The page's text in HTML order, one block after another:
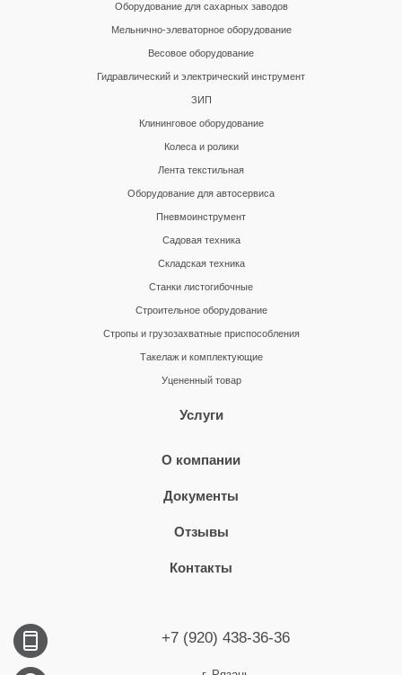
Оборудование для сахарных заводов
Мельнично-элеваторное оборудование
Весовое оборудование
Гидравлический и электрический инструмент
ЗИП
Клининговое оборудование
Колеса и ролики
Лента текстильная
Оборудование для автосервиса
Пневмоинструмент
Садовая техника
Складская техника
Станки листогибочные
Строительное оборудование
Стропы и грузозахватные приспособления
Такелаж и комплектующие
Уцененный товар
Услуги
О компании
Документы
Отзывы
Контакты
+7 (920) 438-36-36